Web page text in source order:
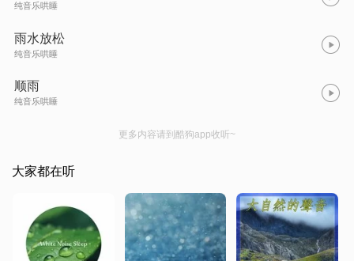
纯音乐哄睡
雨水放松
纯音乐哄睡
顺雨
纯音乐哄睡
更多内容请到酷狗app收听~
大家都在听